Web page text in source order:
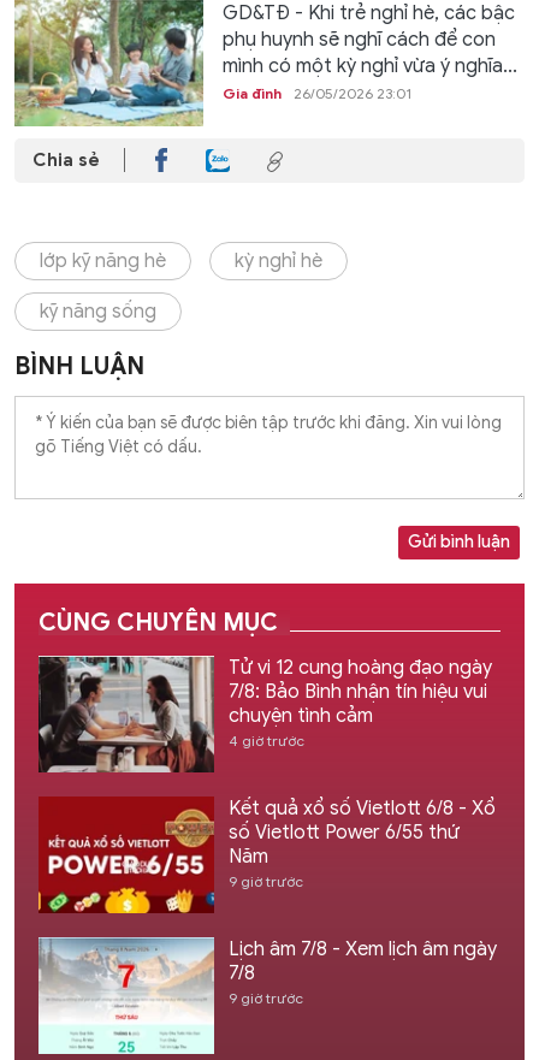
GD&TĐ - Khi trẻ nghỉ hè, các bậc
phụ huynh sẽ nghĩ cách để con
mình có một kỳ nghỉ vừa ý nghĩa...
Gia đình 26/05/2026 23:01
Chia sẻ
lớp kỹ năng hè kỳ nghỉ hè
kỹ năng sống
BÌNH LUẬN
Gửi bình luận
CÙNG CHUYÊN MỤC
Tử vi 12 cung hoàng đạo ngày
7/8: Bảo Bình nhận tín hiệu vui
chuyện tình cảm
4 giờ trước
Kết quả xổ số Vietlott 6/8 - Xổ
số Vietlott Power 6/55 thứ
Năm
9 giờ trước
Lịch âm 7/8 - Xem lịch âm ngày
7/8
9 giờ trước